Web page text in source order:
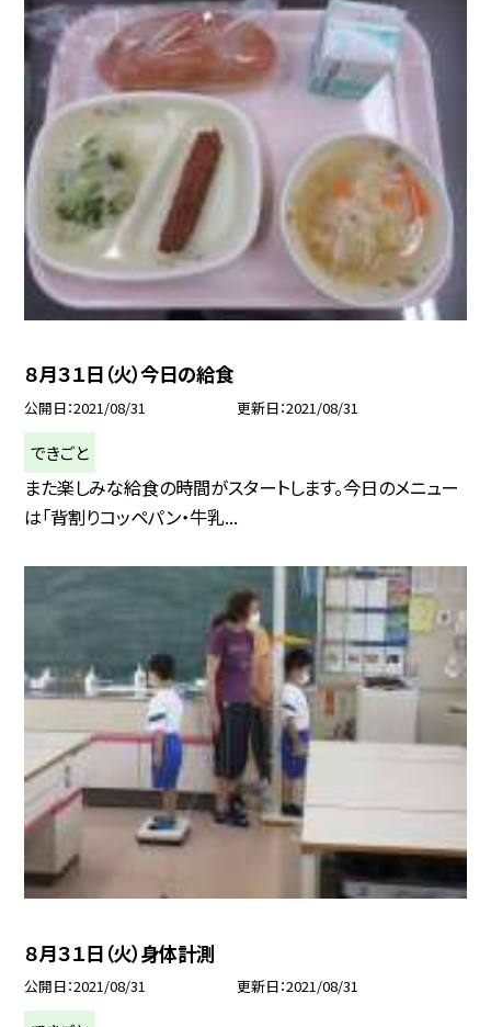
８月３１日（火）今日の給食
公開日 2021/08/31 更新日 2021/08/31
できごと
また楽しみな給食の時間がスタートします。今日のメニュー
は「背割りコッペパン・牛乳...
８月３１日（火）身体計測
公開日 2021/08/31 更新日 2021/08/31